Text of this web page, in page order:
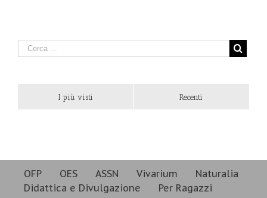
I più visti Recenti
OFP OES ASSN Vivarium
Naturalia
Didattica e Divulgazione
Per Ragazzi